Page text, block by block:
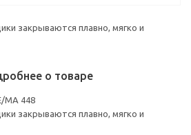
закрываются плавно, мягко и
о товаре
MA 448
закрываются плавно, мягко и